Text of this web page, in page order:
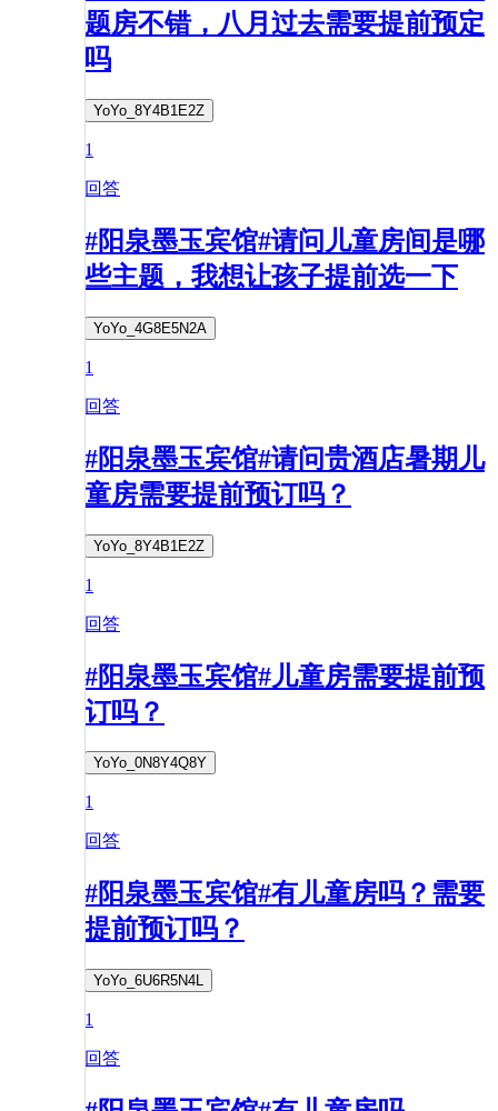
题房不错，八月过去需要提前预定
吗
YoYo_8Y4B1E2Z
1
回答
#阳泉墨玉宾馆#请问儿童房间是哪
些主题，我想让孩子提前选一下
YoYo_4G8E5N2A
1
回答
#阳泉墨玉宾馆#请问贵酒店暑期儿
童房需要提前预订吗？
YoYo_8Y4B1E2Z
1
回答
#阳泉墨玉宾馆#儿童房需要提前预
订吗？
YoYo_0N8Y4Q8Y
1
回答
#阳泉墨玉宾馆#有儿童房吗？需要
提前预订吗？
YoYo_6U6R5N4L
1
回答